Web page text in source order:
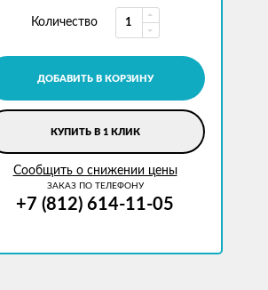
Количество
ДОБАВИТЬ В КОРЗИНУ
КУПИТЬ В 1 КЛИК
Сообщить о снижении цены
ЗАКАЗ ПО ТЕЛЕФОНУ
+7 (812) 614-11-05